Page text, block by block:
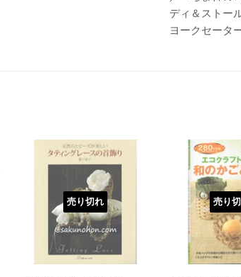
ディ＆ストー
ヨークセータ
売り切れ 売り